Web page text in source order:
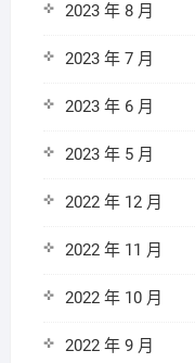
2023 年 8 月
2023 年 7 月
2023 年 6 月
2023 年 5 月
2022 年 12 月
2022 年 11 月
2022 年 10 月
2022 年 9 月